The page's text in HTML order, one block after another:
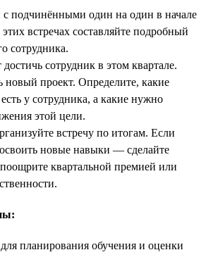
с подчинёнными один на один в начале
встречах составляйте подробный
сотрудника.
достичь сотрудник в этом квартале.
новый проект. Определите, какие
у сотрудника, а какие нужно
этой цели.
встречу по итогам. Если
новые навыки — сделайте
квартальной премией или
планирования обучения и оценки